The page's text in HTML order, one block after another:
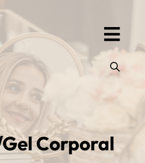
Corporal